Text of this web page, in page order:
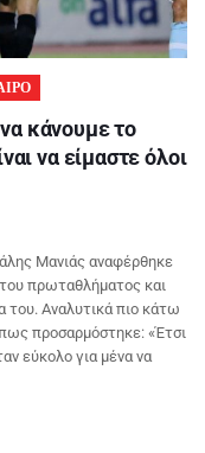
κάνουμε το
να είμαστε όλοι
Μανιάς αναφέρθηκε
πρωταθλήματος και
του. Αναλυτικά πιο κάτω
προσαρμόστηκε: «Έτσι
εύκολο για μένα να